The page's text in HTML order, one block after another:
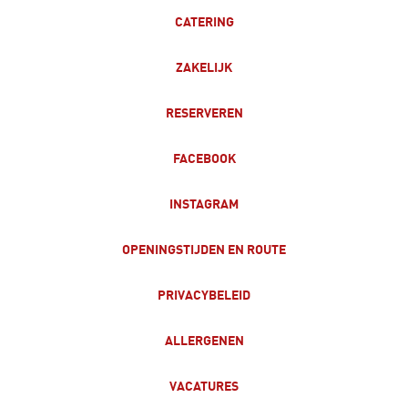
CATERING
ZAKELIJK
RESERVEREN
FACEBOOK
INSTAGRAM
OPENINGSTIJDEN EN ROUTE
PRIVACYBELEID
ALLERGENEN
VACATURES